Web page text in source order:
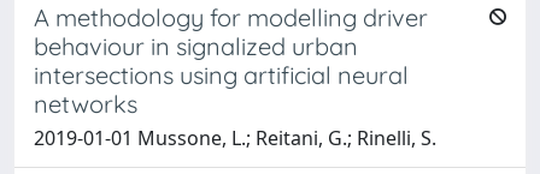
A methodology for modelling driver
behaviour in signalized urban
intersections using artificial neural
networks
2019-01-01 Mussone, L.; Reitani, G.; Rinelli, S.